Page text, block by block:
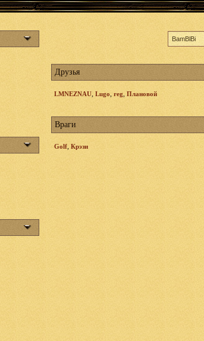
Друзья
LMNEZNAU, Lugo, reg, Плановой
Враги
Golf, Крэзи